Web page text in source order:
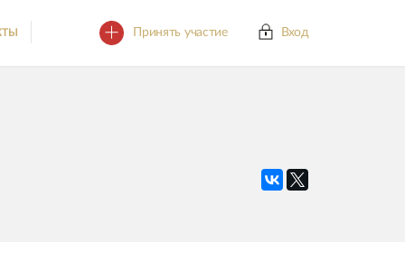
Принять участие Вход